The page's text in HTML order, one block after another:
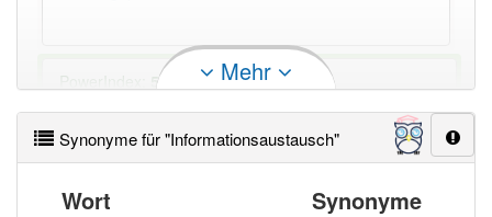
5
Häufigkeit: 4 von 10
Wörter mit Endung -informationsaustausch: 1
Mehr
Synonyme für "Informationsaustausch"
Wort Synonyme